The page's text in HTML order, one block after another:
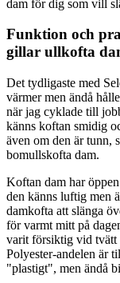
dam för dig som vill
Funktion och
gillar ullkofta
Det tydligaste med
värmer men ändå
när jag cyklade till
känns koftan smidig
även om den är tunn,
bomullskofta dam.
Koftan dam har
den känns luftig men
damkofta att slänga
för varmt mitt på
varit försiktig vid tvätt
Polyester-andelen är
"plastigt", men ändå